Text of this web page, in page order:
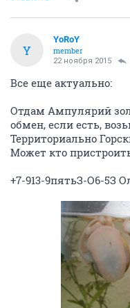
Y
YoRoY
member
22 ноября 2015
Все еще актуально:
Отдам Ампулярий
обмен, если есть,
Территориально
Может кто
+7-913-9пятьЗ-О6-5З